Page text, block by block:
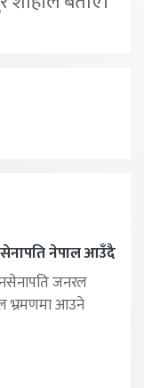
नेपाल आउँदै
जनरल
भ्रमणमा आउने